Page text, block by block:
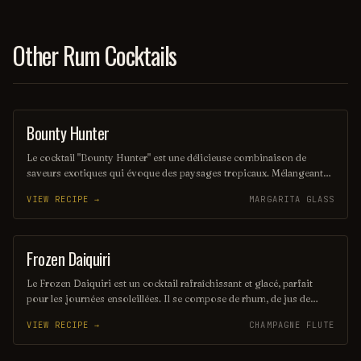
Other Rum Cocktails
COCKTAIL
Bounty Hunter
Le cocktail "Bounty Hunter" est une délicieuse combinaison de
saveurs exotiques qui évoque des paysages tropicaux. Mélangeant
expérience rafraîchissante et envoûtante, parfaite pour les amateurs
de cocktails d'été. Sa présentation colorée et son goût unique en
font un véritable trésor à découvrir.
VIEW RECIPE → MARGARITA GLASS
ORDINARY DRINK
Frozen Daiquiri
Le Frozen Daiquiri est un cocktail rafraîchissant et glacé, parfait
pour les journées ensoleillées. Il se compose de rhum, de jus de
pour une texture onctueuse. Servi dans un verre à cocktail, il offre
une explosion de saveurs fruitées et acidulées.
VIEW RECIPE → CHAMPAGNE FLUTE